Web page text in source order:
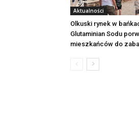
Aktualności
Olkuski rynek w
Glutaminian Sodu
mieszkańców do